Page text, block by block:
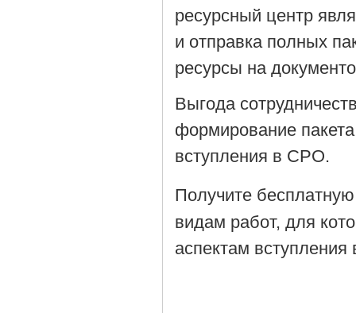
ресурсный центр
и отправка полных
ресурсы на
Выгода
формирование
вступления в СРО.
Получите
видам работ, для
аспектам